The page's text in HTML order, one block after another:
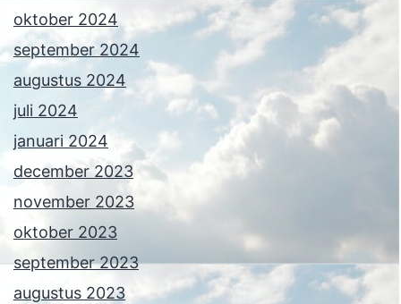
oktober 2024
september 2024
augustus 2024
juli 2024
januari 2024
december 2023
november 2023
oktober 2023
september 2023
augustus 2023